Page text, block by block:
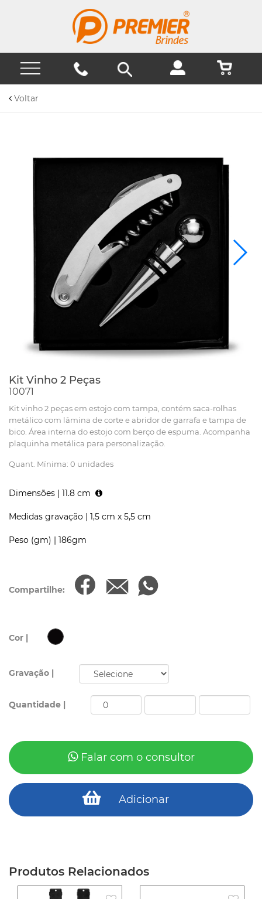
Voltar
Kit Vinho 2 Peças
10071
Kit vinho 2 peças em estojo com tampa, contém saca-rolhas
metálico com lâmina de corte e abridor de garrafa e tampa de
bico. Área interna do estojo com berço de espuma. Acompanha
plaquinha metálica para personalização.
Quant. Mínima: 0 unidades
Dimensões | 11.8 cm
Medidas gravação | 1,5 cm x 5,5 cm
Peso (gm) | 186gm
Compartilhe:
Cor |
Gravação |
Quantidade |
Falar com o consultor
Adicionar
Produtos Relacionados